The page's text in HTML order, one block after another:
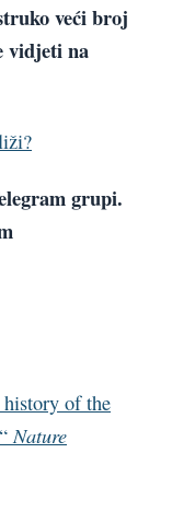
veći broj
vidjeti na
grupi.
of the
Nature